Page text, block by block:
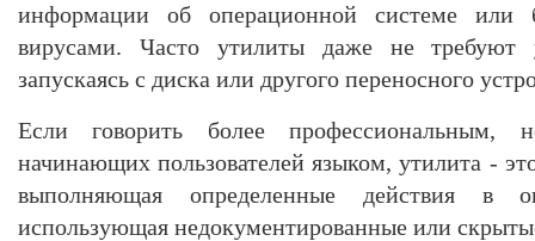
информации об операционной системе или
вирусами. Часто утилиты даже не требуют
запускаясь с диска или другого переносного
Если говорить более
начинающих пользователей языком, утилита -
выполняющая определенные действия в
использующая недокументированные или